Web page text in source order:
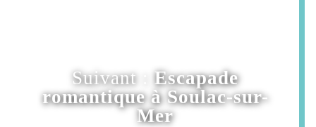
Suivant :Escapade
romantique à Soulac-sur-
Mer